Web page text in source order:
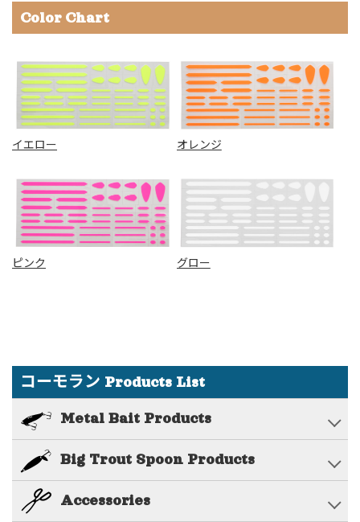
Color Chart
イエロー オレンジ
ピンク グロー
コーモラン Products List
Metal Bait Products
Big Trout Spoon Products
Accessories